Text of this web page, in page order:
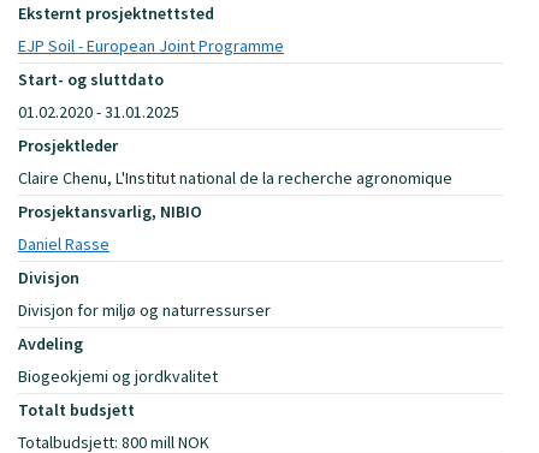
Eksternt prosjektnettsted
EJP Soil - European Joint Programme
Start- og sluttdato
01.02.2020 - 31.01.2025
Prosjektleder
Claire Chenu, L'Institut national de la recherche agronomique
Prosjektansvarlig, NIBIO
Daniel Rasse
Divisjon
Divisjon for miljø og naturressurser
Avdeling
Biogeokjemi og jordkvalitet
Totalt budsjett
Totalbudsjett: 800 mill NOK